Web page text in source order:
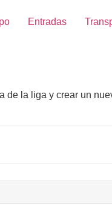
Entradas
de la liga y crear un